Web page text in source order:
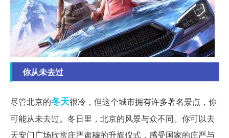
你从未去过
尽管北京的冬天很冷，但这个城市拥有许多著名景点，你
可能从未去过。冬日里，北京的风景与众不同。你可以去
天安门广场欣赏庄严肃穆的升旗仪式，感受国家的庄严与